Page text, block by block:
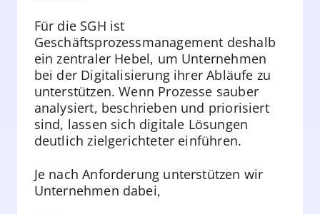
Für die SGH ist
Geschäftsprozessmanagement deshalb
ein zentraler Hebel, um Unternehmen
bei der Digitalisierung ihrer Abläufe zu
unterstützen. Wenn Prozesse sauber
analysiert, beschrieben und priorisiert
sind, lassen sich digitale Lösungen
deutlich zielgerichteter einführen.
Je nach Anforderung unterstützen wir
Unternehmen dabei,